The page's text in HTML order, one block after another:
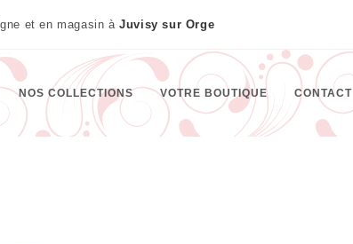
et en magasin àJuvisy sur Orge
NOS COLLECTIONS VOTRE BOUTIQUE CONTACT